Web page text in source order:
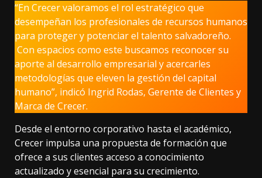
“En Crecer valoramos el rol estratégico que
desempeñan los profesionales de recursos humanos
para proteger y potenciar el talento salvadoreño.
Con espacios como este buscamos reconocer su
aporte al desarrollo empresarial y acercarles
metodologías que eleven la gestión del capital
humano”, indicó Ingrid Rodas, Gerente de Clientes y
Marca de Crecer.
Desde el entorno corporativo hasta el académico,
Crecer impulsa una propuesta de formación que
ofrece a sus clientes acceso a conocimiento
actualizado y esencial para su crecimiento.